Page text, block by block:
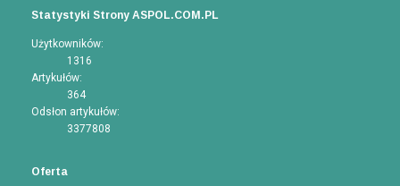
Statystyki Strony ASPOL.COM.PL
Użytkowników:
1316
Artykułów:
364
Odsłon artykułów:
3377808
Oferta